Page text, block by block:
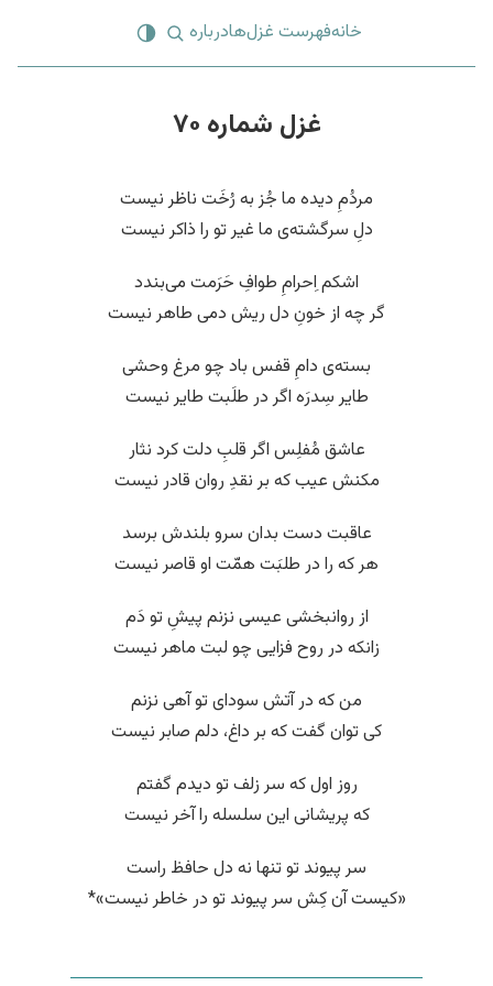
خانهفهرست غزل‌هادرباره
غزل شماره ۷۰
مردُمِ دیده ما جُز به رُخَت ناظر نیست
دلِ سرگشته‌ی ما غیر تو را ذاکر نیست
اشکم اِحرامِ طوافِ حَرَمت می‌بندد
گر چه از خونِ دل ریش دمی طاهر نیست
بسته‌ی دامِ قفس باد چو مرغ وحشی
طایر سِدرَه اگر در طلَبت طایر نیست
عاشق مُفلِس اگر قلبِ دلت کرد نثار
مکنش عیب که بر نقدِ روان قادر نیست
عاقبت دست بدان سرو بلندش برسد
هر که را در طلبَت همّت او قاصر نیست
از روانبخشی عیسی نزنم پیشِ تو دَم
زانکه در روح فزایی چو لبت ماهر نیست
من که در آتش سودای تو آهی نزنم
کی توان گفت که بر داغ، دلم صابر نیست
روز اول که سر زلف تو دیدم گفتم
که پریشانی این سلسله را آخر نیست
سر پیوند تو تنها نه دل حافظ راست
«کیست آن کِش سر پیوند تو در خاطر نیست»*